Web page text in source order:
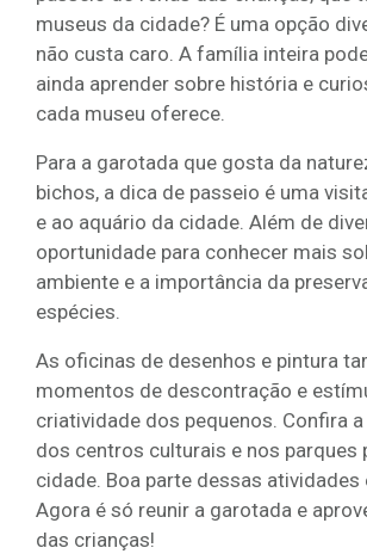
museus da cidade? É uma opção
não custa caro. A família inteira
ainda aprender sobre história e
cada museu oferece.
Para a garotada que gosta da
bichos, a dica de passeio é uma
e ao aquário da cidade. Além de
oportunidade para conhecer mais
ambiente e a importância da
espécies.
As oficinas de desenhos e pintura
momentos de descontração e
criatividade dos pequenos. Confira
dos centros culturais e nos parques
cidade. Boa parte dessas atividades
Agora é só reunir a garotada e
das crianças!